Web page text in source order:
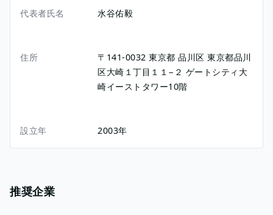
代表者氏名 水谷佑毅
住所 〒141-0032東京都品川区 東京都品川
区大崎１丁目１１−２ ゲートシティ大
崎イーストタワー10階
設立年 2003年
推奨企業